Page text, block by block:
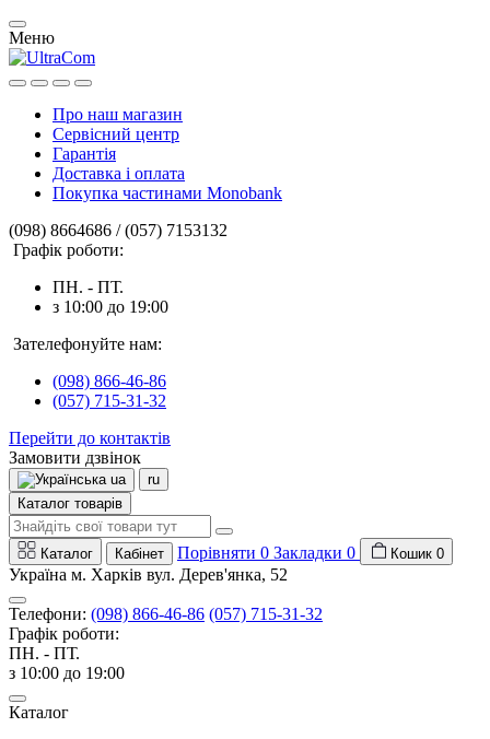
Меню
Про наш магазин
Сервісний центр
Гарантія
Доставка і оплата
Покупка частинами Monobank
(098) 8664686 / (057) 7153132
Графік роботи:
ПН. - ПТ.
з 10:00 до 19:00
Зателефонуйте нам:
(098) 866-46-86
(057) 715-31-32
Перейти до контактів
Замовити дзвінок
ua
ru
Каталог товарів
Каталог Кабінет Порівняти 0 Закладки 0 Кошик 0
Україна м. Харків вул. Дерев'янка, 52
Телефони: (098) 866-46-86 (057) 715-31-32
Графік роботи:
ПН. - ПТ.
з 10:00 до 19:00
Каталог